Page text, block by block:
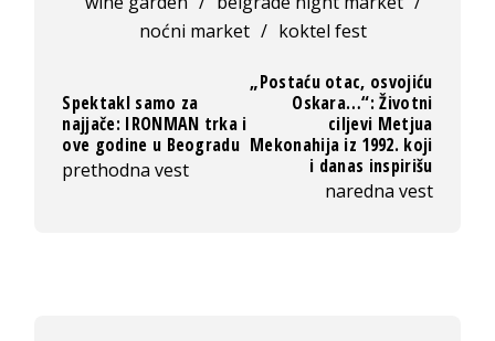
noćni market / koktel fest
Spektakl samo za
najjače: IRONMAN trka i
ove godine u Beogradu
prethodna vest
„Postaću otac, osvojiću
Oskara…“: Životni
ciljevi Metjua
Mekonahija iz 1992. koji
i danas inspirišu
naredna vest